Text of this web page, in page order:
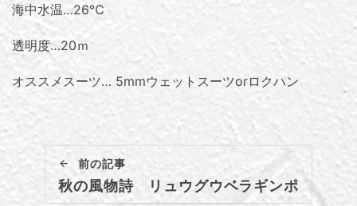
海中水温…26℃
透明度…20ｍ
オススメスーツ… 5mmウェットスーツorロクハン
前の記事
秋の風物詩 リュウグウベラギンポ